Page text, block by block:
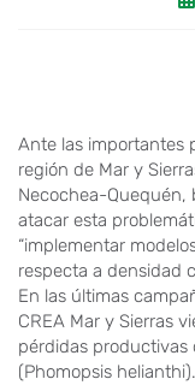
Ante las importantes
región de Mar y
Necochea-Quequén,
atacar esta
“implementar
respecta a densidad
En las últimas
CREA Mar y Sierras
pérdidas productivas
(Phomopsis helianthi).